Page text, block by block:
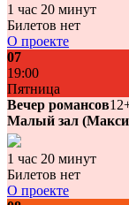
1 час 20 минут
Билетов нет
О проекте
07
19:00
Пятница
Вечер романсов
Малый зал
1 час 20 минут
Билетов нет
О проекте